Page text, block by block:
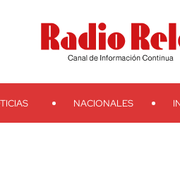
TelegramTeveo Ivoox RSS Search
NACIONALES